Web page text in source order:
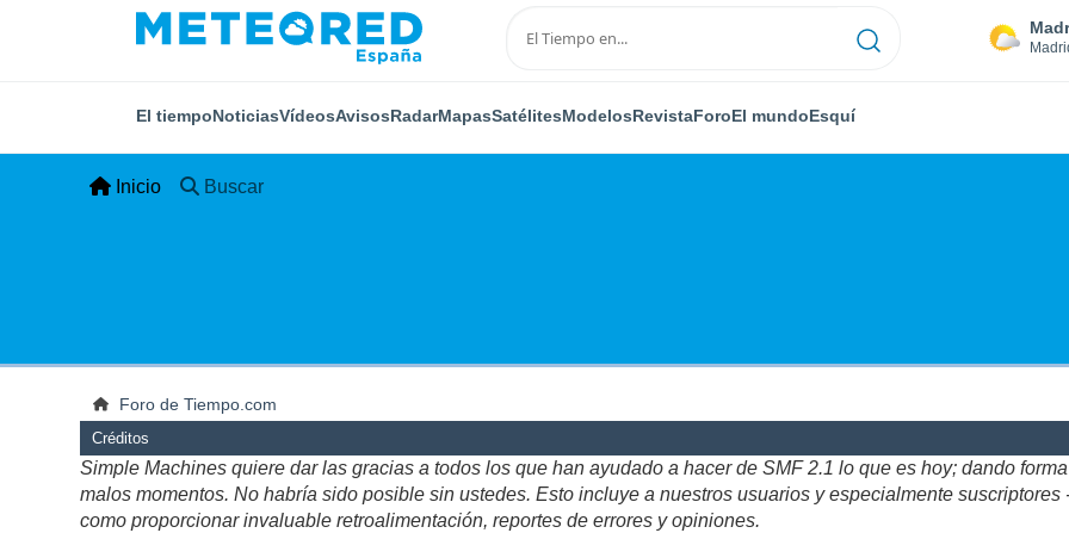
El tiempoNoticiasVídeosAvisosRadarMapasSatélitesModelosRevistaForoEl mundoEsquí
Inicio Buscar
Foro de Tiempo.com
Créditos
Simple Machines quiere dar las gracias a todos los que han ayudado a hacer de SMF 2.1 lo que es hoy; dando
malos momentos. No habría sido posible sin ustedes. Esto incluye a nuestros usuarios y especialmente
como proporcionar invaluable retroalimentación, reportes de errores y opiniones.